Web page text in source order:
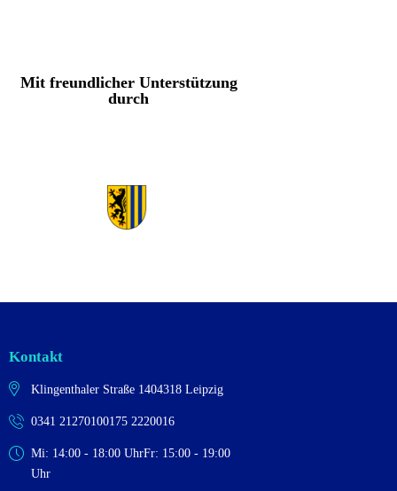
Mit freundlicher Unterstützung
durch
Kontakt
Klingenthaler Straße 1404318 Leipzig
0341 21270100175 2220016
Mi: 14:00 - 18:00 UhrFr: 15:00 - 19:00
Uhr